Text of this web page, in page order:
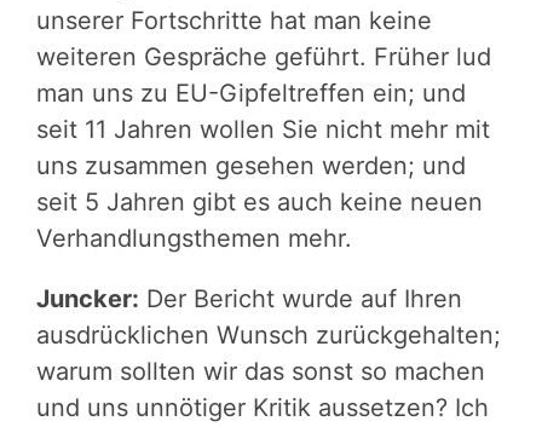
unserer Fortschritte hat man keine
weiteren Gespräche geführt. Früher lud
man uns zu EU-Gipfeltreffen ein; und
seit 11 Jahren wollen Sie nicht mehr mit
uns zusammen gesehen werden; und
seit 5 Jahren gibt es auch keine neuen
Verhandlungsthemen mehr.
Juncker: Der Bericht wurde auf Ihren
ausdrücklichen Wunsch zurückgehalten;
warum sollten wir das sonst so machen
und uns unnötiger Kritik aussetzen? Ich